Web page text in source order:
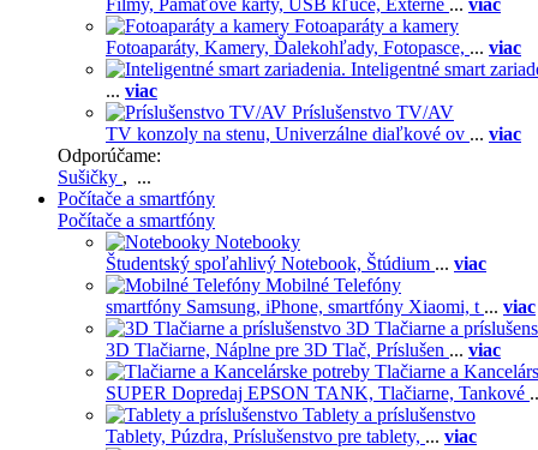
Filmy, Pamäťové karty, USB kľúče, Externé ... viac
Fotoaparáty a kamery
Fotoaparáty, Kamery, Ďalekohľady, Fotopasce, ... viac
Inteligentné smart
... viac
Príslušenstvo TV/AV
TV konzoly na stenu, Univerzálne diaľkové ov ... viac
Odporúčame:
Sušičky , ...
Počítače a smartfóny
Počítače a smartfóny
Notebooky
Študentský spoľahlivý Notebook, Štúdium ... viac
Mobilné Telefóny
smartfóny Samsung, iPhone, smartfóny Xiaomi, t ... viac
3D Tlačiarne a
3D Tlačiarne, Náplne pre 3D Tlač, Príslušen ... viac
Tlačiarne a
SUPER Dopredaj EPSON TANK, Tlačiarne, Tankové
Tablety a príslušenstvo
Tablety, Púzdra, Príslušenstvo pre tablety, ... viac